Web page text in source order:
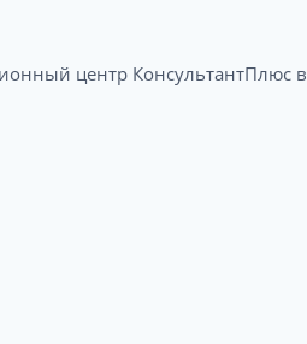
центр КонсультантПлюс в